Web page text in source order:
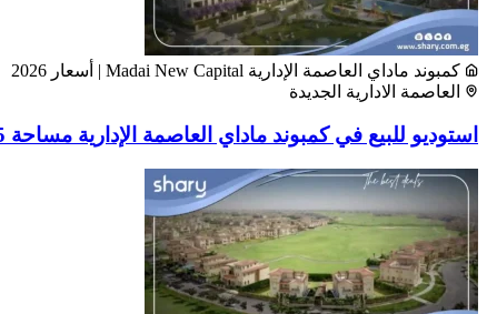
كمبوند ماداي العاصمة الإدارية Madai New Capital | أسعار 2026
العاصمة الادارية الجديدة
استوديو للبيع في كمبوند ماداي العاصمة الإدارية مساحة 45 متر²